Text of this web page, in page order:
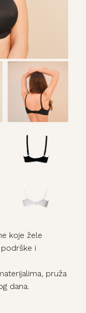
koje žele
i
pruža
dana.